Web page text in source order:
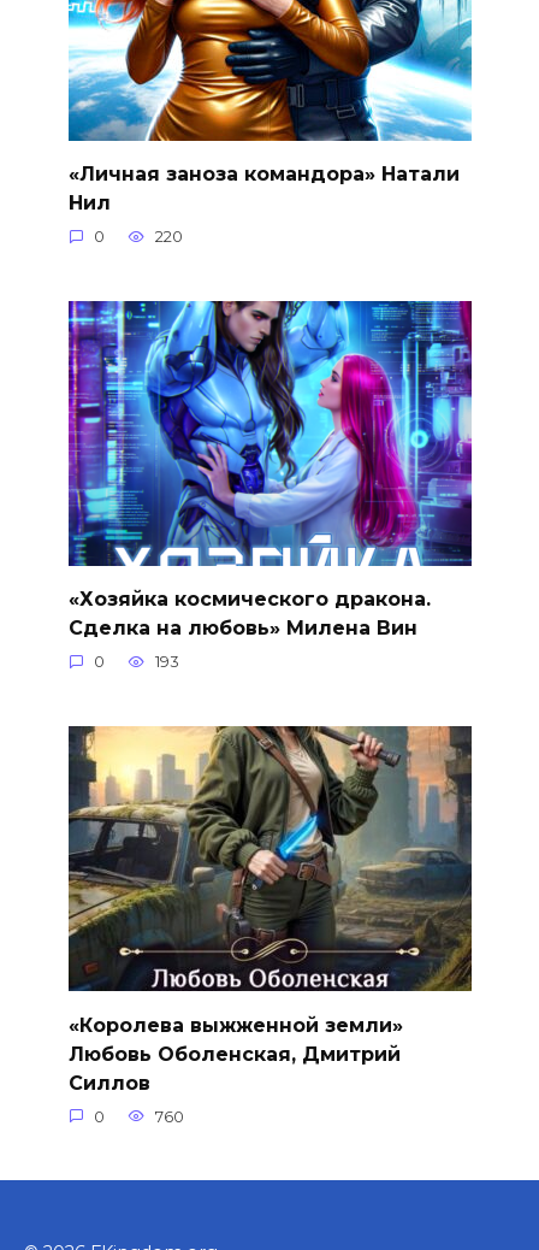
«Личная заноза командора» Натали
Нил
0 220
«Хозяйка космического дракона.
Сделка на любовь» Милена Вин
0 193
«Королева выжженной земли»
Любовь Оболенская, Дмитрий
Силлов
0 760